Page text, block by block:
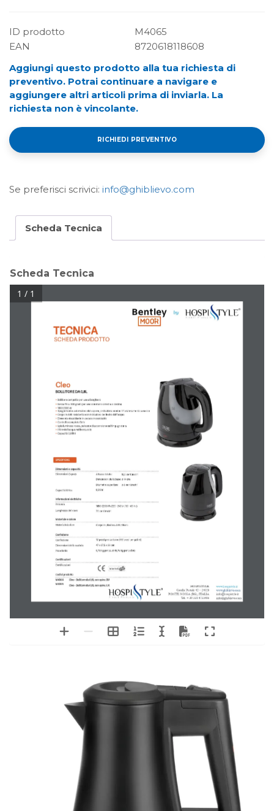
ID prodotto
M4065
EAN
8720618118608
Aggiungi questo prodotto alla tua richiesta di
preventivo. Potrai continuare a navigare e
aggiungere altri articoli prima di inviarla. La
richiesta non è vincolante.
RICHIEDI PREVENTIVO
Se preferisci scrivici: info@ghiblievo.com
Scheda Tecnica
Scheda Tecnica
+  Senza  fili  a  360  gradi  (per  uso  con  mano  sinistra  e  destra)
+  Spegnimento  automatico  del  vapore,  protezione  contro  il  funzionamento  a  secco
+  Corpo  in  ABS  resistente  con  indicatore  del  livello  dell'acqua
1850-2200  W  (220  -  240  V /  50  -  60  Hz)
Diametro  superiore:
+  Spia  luminosa  rossa,  pulsante  di  accensione  sull'impugnatura
TECNICA
1 / 1